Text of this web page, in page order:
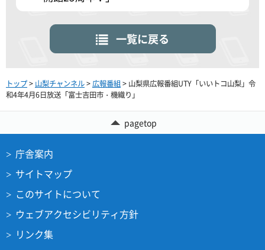
一覧に戻る
トップ> 山梨チャンネル>広報番組> 山梨県広報番組UTY「いいトコ山梨」令
和4年4月6日放送「富士吉田市・機織り」
pagetop
庁舎案内
サイトマップ
このサイトについて
ウェブアクセシビリティ方針
リンク集